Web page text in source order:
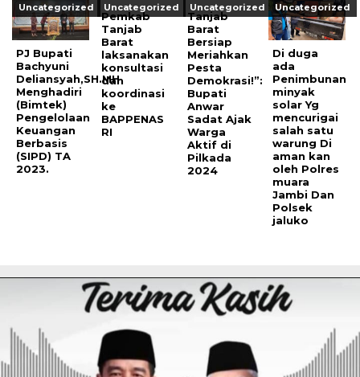
Uncategorized
PJ Bupati
Bachyuni
Deliansyah,SH.MH
Menghadiri
(Bimtek)
Pengelolaan
Keuangan
Berbasis
(SIPD) TA
2023.
Uncategorized
Pemkab
Tanjab
Barat
laksanakan
konsultasi
dan
koordinasi
ke
BAPPENAS
RI
Uncategorized
Tanjab
Barat
Bersiap
Meriahkan
Pesta
Demokrasi!”:
Bupati
Anwar
Sadat Ajak
Warga
Aktif di
Pilkada
2024
Uncategorized
Di duga
ada
Penimbunan
minyak
solar Yg
mencurigai
salah satu
warung Di
aman kan
oleh Polres
muara
Jambi Dan
Polsek
jaluko